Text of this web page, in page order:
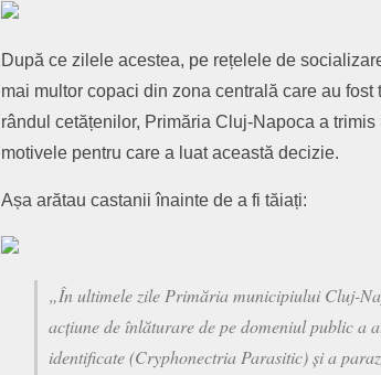
După ce zilele acestea, pe rețelele de
mai multor copaci din zona centrală care au
rândul cetățenilor, Primăria Cluj-Napoca a
motivele pentru care a luat această decizie.
Așa arătau castanii înainte de a fi tăiați:
„În ultimele zile Primăria municipiului Cluj-
acțiune de înlăturare de pe domeniul public
identificate (Cryphonectria Parasitic) și a